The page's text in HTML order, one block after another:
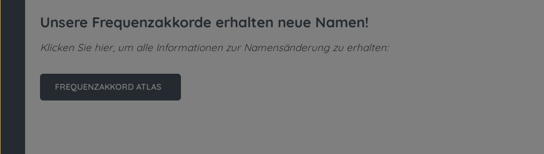
Unsere Frequenzakkorde erhalten neue Namen!
Klicken Sie hier, um alle Informationen zur Namensänderung zu erhalten:
FREQUENZAKKORD ATLAS